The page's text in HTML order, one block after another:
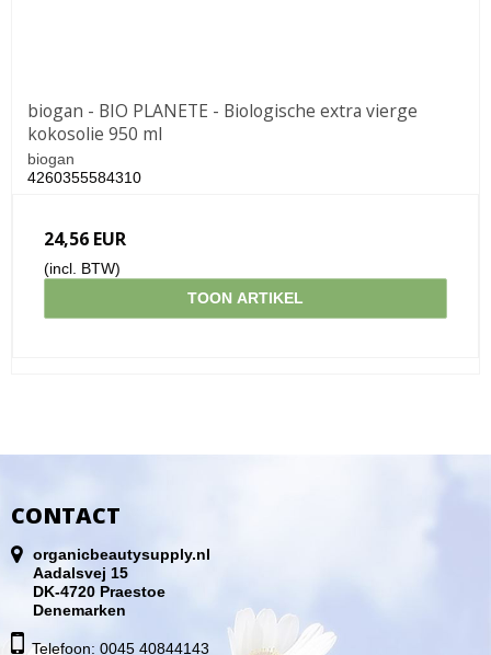
biogan - BIO PLANETE - Biologische extra vierge
kokosolie 950 ml
biogan
4260355584310
24,56 EUR
(incl. BTW)
TOON ARTIKEL
CONTACT
organicbeautysupply.nl
Aadalsvej 15
DK-4720 Praestoe
Denemarken
Telefoon: 0045 40844143